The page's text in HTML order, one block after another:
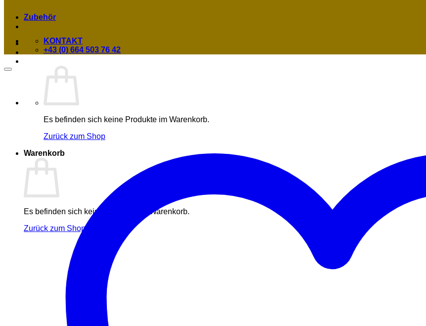
Es befinden sich keine Produkte im Warenkorb.
Zurück zum Shop
Warenkorb
Es befinden sich keine Produkte im Warenkorb.
Zurück zum Shop
Zubehör
KONTAKT
+43 (0) 664 503 76 42